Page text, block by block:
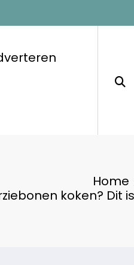
Home
koken? Dit